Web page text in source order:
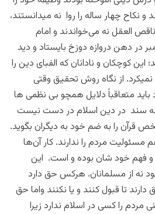
نکاح چهار ساله را روا نه میدانستند،
العقل نه می‌خواندند و امام
در دهن دروازه دوزخ بایستاد و دید
این کوچکان و نادانان که الفبای دین را
از نگاه روش تحقیق وقتی
متعاقباً دلایل همچو بی نظمی ها
سند در دین اسلام در دست نیست
قرآن را به ضم خود به دیگران بگوید.
مسئولیت مردم را ندارند. کار آن‌ها
فهم خود شان بوده و است. این
نه از مسلمانان. هرکس حق دارد
تا قبول کنند و یا نکنند واما حق
را کسی در اسلام ندارد زیرا